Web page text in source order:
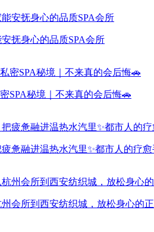
抚身心的品质SPA会所
SPA秘境｜不来真的会后悔🚗
惫融进温热水汽里✨都市人的疗愈
会所到西安纺织城，放松身心的